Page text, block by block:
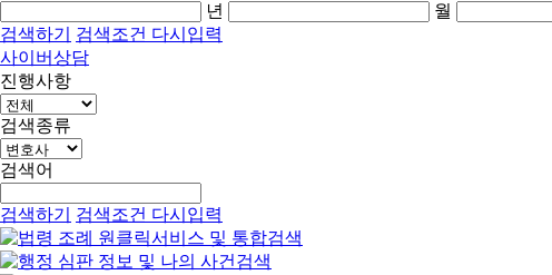
년
월
검색하기
검색조건 다시입력
사이버상담
진행사항
검색종류
검색어
검색하기 검색조건 다시입력